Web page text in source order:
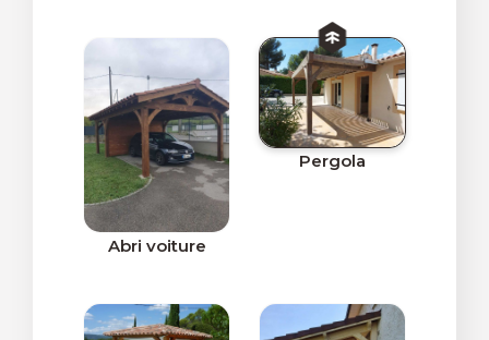
Abri voiture
Pergola